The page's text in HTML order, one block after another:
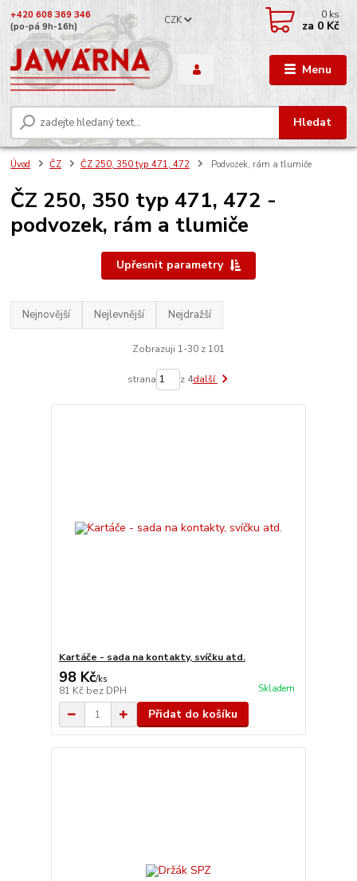
Menu
CZK
Hledat
+420 608 369 346
(po-pá 9h-16h)
0 ks
za 0 Kč
Úvod ČZ ČZ 250, 350 typ 471, 472 Podvozek, rám a tlumiče
ČZ 250, 350 typ 471, 472 -
podvozek, rám a tlumiče
Upřesnit parametry
Nejnovější Nejlevnější Nejdražší
Zobrazuji 1-30 z 101
strana z 4další
Kartáče - sada na kontakty, svíčku atd.
98 Kč/ks
81 Kč bez DPH Skladem
Přidat do košíku